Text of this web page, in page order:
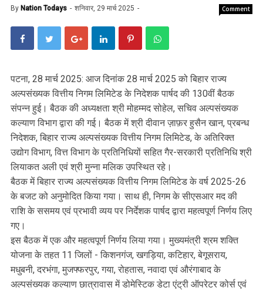
By Nation Todays शनिवार, 29 मार्च 2025 Comment
पटना, 28 मार्च 2025: आज दिनांक 28 मार्च 2025 को बिहार राज्य
अल्पसंख्यक वित्तीय निगम लिमिटेड के निदेशक पार्षद की 130वीं बैठक
संपन्न हुई। बैठक की अध्यक्षता श्री मोहम्मद सोहेल, सचिव अल्पसंख्यक
कल्याण विभाग द्वारा की गई। बैठक में श्री दीवान ज़ाफ़र हुसैन खान, प्रबन्ध
निदेशक, बिहार राज्य अल्पसंख्यक वित्तीय निगम लिमिटेड, के अतिरिक्त
उद्योग विभाग, वित्त विभाग के प्रतिनिधियों सहित गैर-सरकारी प्रतिनिधि श्री
लियाकत अली एवं श्री मुन्ना मलिक उपस्थित रहे।
बैठक में बिहार राज्य अल्पसंख्यक वित्तीय निगम लिमिटेड के वर्ष 2025-26
के बजट को अनुमोदित किया गया। साथ ही, निगम के सीएसआर मद की
राशि के ससमय एवं प्रभावी व्यय पर निर्देशक पार्षद द्वारा महत्वपूर्ण निर्णय लिए
गए।
इस बैठक में एक और महत्वपूर्ण निर्णय लिया गया। मुख्यमंत्री श्रम शक्ति
योजना के तहत 11 जिलों - किशनगंज, खगड़िया, कटिहार, बेगूसराय,
मधुबनी, दरभंगा, मुजफ्फरपुर, गया, रोहतास, नवादा एवं औरंगाबाद के
अल्पसंख्यक कल्याण छात्रावास में डोमेस्टिक डेटा एंट्री ऑपरेटर कोर्स एवं